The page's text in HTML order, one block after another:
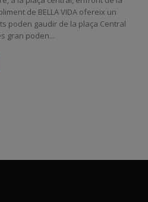
de BELLA VIDA ofereix un
poden gaudir de la plaça Central
gran poden...